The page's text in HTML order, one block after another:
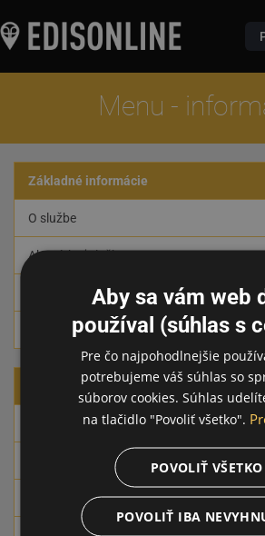
Menu -
Základné informácie
O službe
Ako získať službu
Podporované zariadenia
Zmluvné podmienky
Všeobecné podmienky
Časté otázky k podmienkam a GDPR
Informácie poskytované Spotrebiteľovi
Aby sa vám web
používal (súhlas s
Pre čo najpohodlnejšie
potrebujeme váš súhlas so
súborov cookies. Súhlas
na tlačidlo "Povoliť všetko".
POVOLIŤ VŠETKO
POVOLIŤ IBA